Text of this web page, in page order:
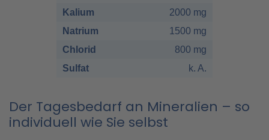
Kalium
2000 mg
Natrium
1500 mg
Chlorid
800 mg
Sulfat
k. A.
Der Tagesbedarf an Mineralien – so
individuell wie Sie selbst